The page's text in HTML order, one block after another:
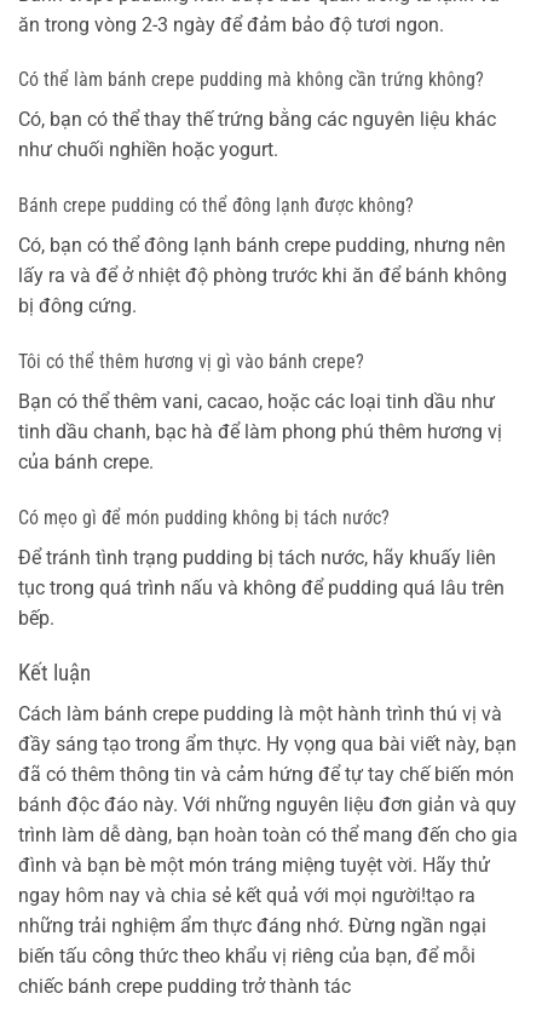
ăn trong vòng 2-3 ngày để đảm bảo độ tươi ngon.
Có thể làm bánh crepe pudding mà không cần trứng không?
Có, bạn có thể thay thế trứng bằng các nguyên liệu khác
như chuối nghiền hoặc yogurt.
Bánh crepe pudding có thể đông lạnh được không?
Có, bạn có thể đông lạnh bánh crepe pudding, nhưng nên
lấy ra và để ở nhiệt độ phòng trước khi ăn để bánh không
bị đông cứng.
Tôi có thể thêm hương vị gì vào bánh crepe?
Bạn có thể thêm vani, cacao, hoặc các loại tinh dầu như
tinh dầu chanh, bạc hà để làm phong phú thêm hương vị
của bánh crepe.
Có mẹo gì để món pudding không bị tách nước?
Để tránh tình trạng pudding bị tách nước, hãy khuấy liên
tục trong quá trình nấu và không để pudding quá lâu trên
bếp.
Kết luận
Cách làm bánh crepe pudding là một hành trình thú vị và
đầy sáng tạo trong ẩm thực. Hy vọng qua bài viết này, bạn
đã có thêm thông tin và cảm hứng để tự tay chế biến món
bánh độc đáo này. Với những nguyên liệu đơn giản và quy
trình làm dễ dàng, bạn hoàn toàn có thể mang đến cho gia
đình và bạn bè một món tráng miệng tuyệt vời. Hãy thử
ngay hôm nay và chia sẻ kết quả với mọi người!tạo ra
những trải nghiệm ẩm thực đáng nhớ. Đừng ngần ngại
biến tấu công thức theo khẩu vị riêng của bạn, để mỗi
chiếc bánh crepe pudding trở thành tác